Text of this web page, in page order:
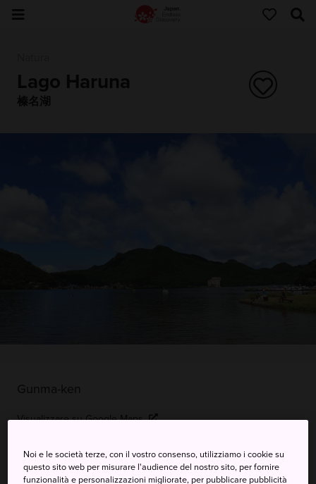
Lago Haruna
榛名湖
Gunma-ken
Visualizzare su Google Maps
Noi e le società terze, con il vostro consenso, utilizziamo i cookie su
questo sito web per misurare l'audience del nostro sito, per fornire
funzionalità e personalizzazioni migliorate, per pubblicare pubblicità